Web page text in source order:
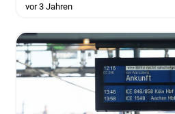
vor 3 Jahren